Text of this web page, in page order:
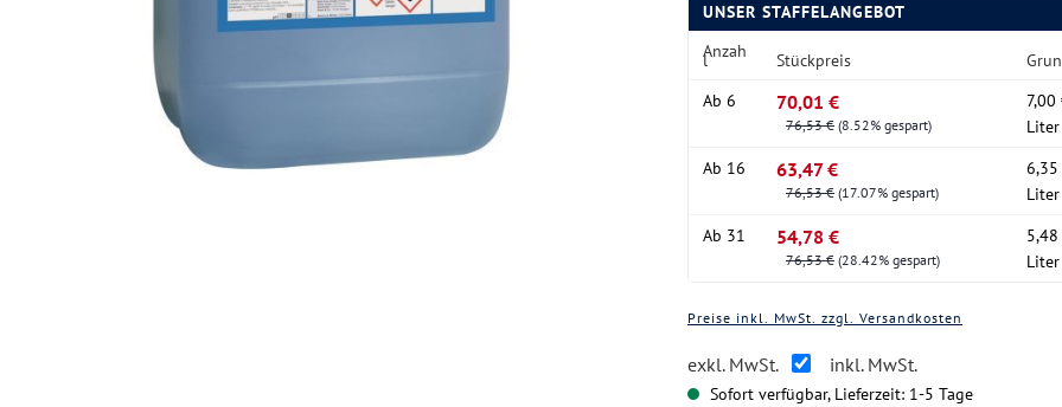
UNSER STAFFELANGEBOT
Anzah
l Stückpreis
Ab 6 70,01 €
76,53 € (8.52% gespart)
7,00
Liter
Ab 16 63,47 €
76,53 € (17.07% gespart)
Liter
Ab 31 54,78 €
76,53 € (28.42% gespart)
Liter
Preise inkl. MwSt. zzgl. Versandkosten
exkl. MwSt. inkl. MwSt.
Sofort verfügbar, Lieferzeit: 1-5 Tage